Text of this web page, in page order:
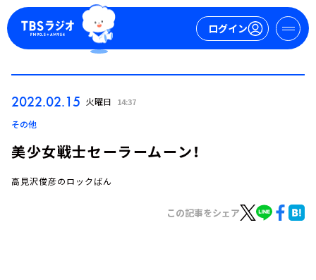
ログイン
2022.02.15 火曜日 14:37
その他
美少女戦士セーラームーン！
高見沢俊彦のロックばん
この記事をシェア